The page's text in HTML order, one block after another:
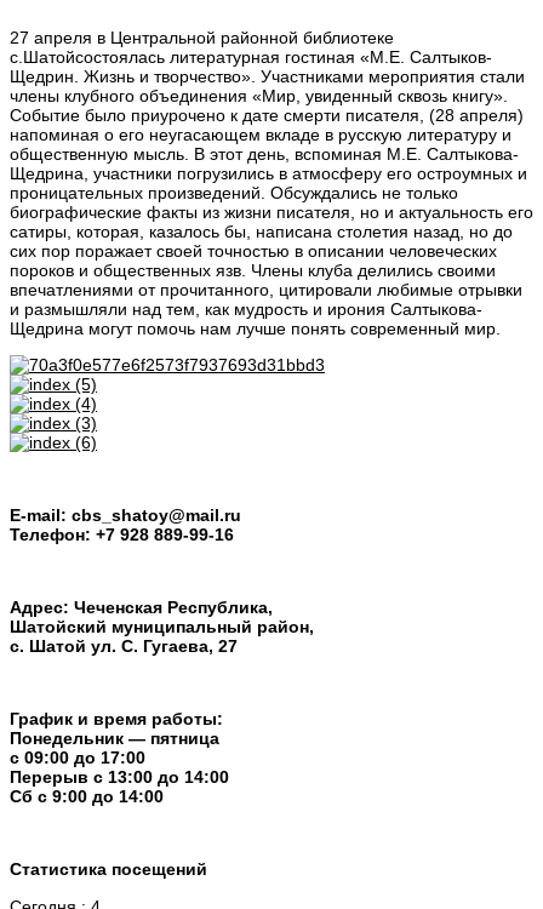
27 апреля в Центральной районной библиотеке
с.Шатойсостоялась литературная гостиная «М.Е. Салтыков-
Щедрин. Жизнь и творчество». Участниками мероприятия стали
члены клубного объединения «Мир, увиденный сквозь книгу».
Событие было приурочено к дате смерти писателя, (28 апреля)
напоминая о его неугасающем вкладе в русскую литературу и
общественную мысль. В этот день, вспоминая М.Е. Салтыкова-
Щедрина, участники погрузились в атмосферу его остроумных и
проницательных произведений. Обсуждались не только
биографические факты из жизни писателя, но и актуальность его
сатиры, которая, казалось бы, написана столетия назад, но до
сих пор поражает своей точностью в описании человеческих
пороков и общественных язв. Члены клуба делились своими
впечатлениями от прочитанного, цитировали любимые отрывки
и размышляли над тем, как мудрость и ирония Салтыкова-
Щедрина могут помочь нам лучше понять современный мир.
E-mail: cbs_shatoy@mail.ru
Телефон: +7 928 889-99-16
Адрес: Чеченская Республика,
Шатойский муниципальный район,
с. Шатой ул. С. Гугаева, 27
График и время работы:
Понедельник — пятница
с 09:00 до 17:00
Перерыв c 13:00 до 14:00
Cб с 9:00 до 14:00
Статистика посещений